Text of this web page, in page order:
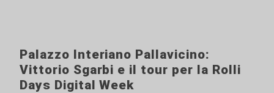
Palazzo Interiano Pallavicino:
Vittorio Sgarbi e il tour per la Rolli
Days Digital Week